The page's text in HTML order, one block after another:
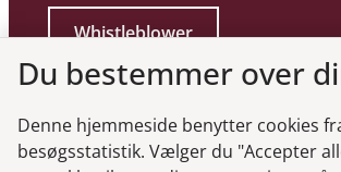
Whistleblower
Du bestemmer over
Denne hjemmeside benytter cookies
besøgsstatistik. Vælger du "Accepter